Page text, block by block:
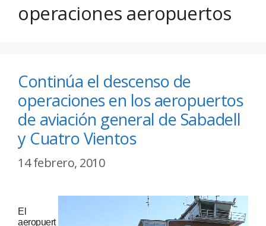
operaciones aeropuertos
Continúa el descenso de
operaciones en los aeropuertos
de aviación general de Sabadell
y Cuatro Vientos
14 febrero, 2010
El
aeropuert